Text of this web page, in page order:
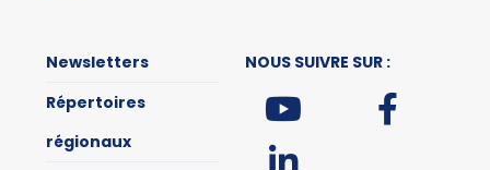
Newsletters
Répertoires
régionaux
NOUS SUIVRE SUR :